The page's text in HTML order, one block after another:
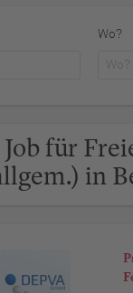
Wo?
Job für
in